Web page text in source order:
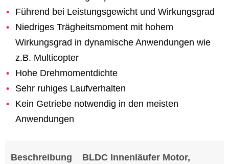
Führend bei Leistungsgewicht und Wirkungsgrad
Niedriges Trägheitsmoment mit hohem
Wirkungsgrad in dynamische Anwendungen wie
z.B. Multicopter
Hohe Drehmomentdichte
Sehr ruhiges Laufverhalten
Kein Getriebe notwendig in den meisten
Anwendungen
Beschreibung
BLDC Innenläufer Motor,